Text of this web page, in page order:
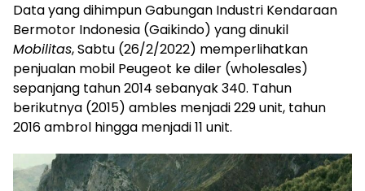
Data yang dihimpun Gabungan Industri Kendaraan
Bermotor Indonesia (Gaikindo) yang dinukil
Mobilitas, Sabtu (26/2/2022) memperlihatkan
penjualan mobil Peugeot ke diler (wholesales)
sepanjang tahun 2014 sebanyak 340. Tahun
berikutnya (2015) ambles menjadi 229 unit, tahun
2016 ambrol hingga menjadi 11 unit.